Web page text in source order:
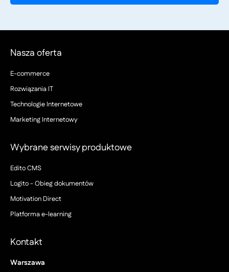
Nasza oferta
E-commerce
Rozwiązania IT
Technologie Internetowe
Marketing Internetowy
Wybrane serwisy produktowe
Edito CMS
Logito - Obieg dokumentów
Motivation Direct
Platforma e-learning
Kontakt
Warszawa